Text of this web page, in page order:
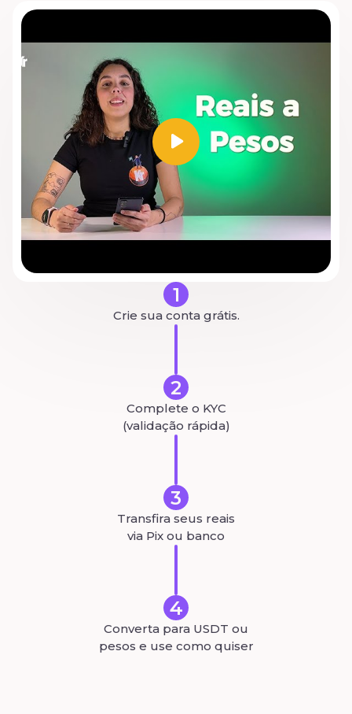
1
Crie sua conta grátis.
2
Complete o KYC
(validação rápida)
3
Transfira seus reais
via Pix ou banco
4
Converta para USDT ou
pesos e use como quiser